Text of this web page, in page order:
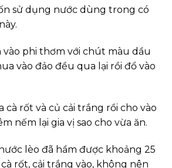
sử dụng nước dùng trong có
vào phi thơm với chút màu dầu
vào đảo đều qua lại rồi đổ vào
cà rốt và củ cải trắng rồi cho vào
nếm lại gia vị sao cho vừa ăn.
lèo đã hầm được khoảng 25
rốt, cải trắng vào, không nên